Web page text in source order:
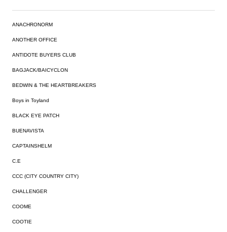
ANACHRONORM
ANOTHER OFFICE
ANTIDOTE BUYERS CLUB
BAGJACK/BAICYCLON
BEDWIN & THE HEARTBREAKERS
Boys in Toyland
BLACK EYE PATCH
BUENAVISTA
CAPTAINSHELM
C.E
CCC (CITY COUNTRY CITY)
CHALLENGER
COOME
COOTIE